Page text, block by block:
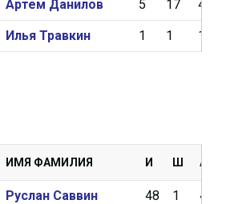
Артем Данилов 5 17 4,19
Илья Травкин 1 1
ИМЯ ФАМИЛИЯ И Ш А
Руслан Саввин 48 1 4